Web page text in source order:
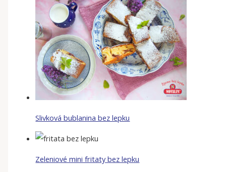
Slivková bublanina bez lepku
Zeleniové mini fritaty bez lepku